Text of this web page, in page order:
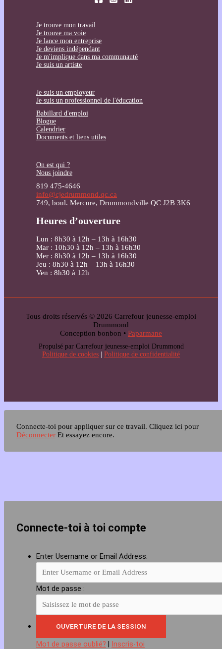
Je trouve mon travail
Je trouve ma voie
Je lance mon entreprise
Je deviens indépendant
Je m'implique dans ma communauté
Je suis un artiste
Je suis un employeur
Je suis un professionnel de l'éducation
Babillard d'emploi
Blogue
Calendrier
Documents et liens utiles
On est qui ?
Nous joindre
819 475-4646
info@cjedrummond.qc.ca
749, boul. Mercure, Drummondville QC J2B 3K6
Heures d’ouverture
Lun : 8h30 à 12h – 13h à 16h30
Mar : 10h30 à 12h – 13h à 16h30
Mer : 8h30 à 12h – 13h à 16h30
Jeu : 8h30 à 12h – 13h à 16h30
Ven : 8h30 à 12h
Tous droits réservés © 2026 Carrefour jeunesse-emploi
Drummond
Conception bonbon • Paparmane
Propulsé par Carrefour jeunesse-emploi Drummond
Politique de cookies
Politique de confidentialité
Connecte-toi pour appliquer sur ce travail. Cliquez ici pour
Déconnecter Et essayez encore.
Connecte-toi à toi compte
Enter Username or Email Address:
Mot de passe :
Mot de passe oublié? | Inscris-toi